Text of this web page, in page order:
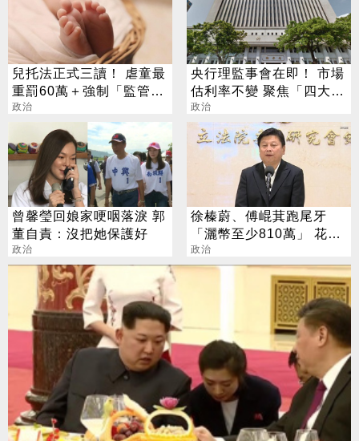
兒托法正式三讀！ 虐童最
重罰60萬＋強制「監管
雲」
政治
央行理監事會在即！ 市場
估利率不變 聚焦「四大議
題」
政治
曾馨瑩回娘家哽咽落淚 郭
董自責：沒把她保護好
政治
徐榛蔚、傅崐萁跑尾牙
「灑幣至少810萬」 花蓮
縣府：公款法用
政治